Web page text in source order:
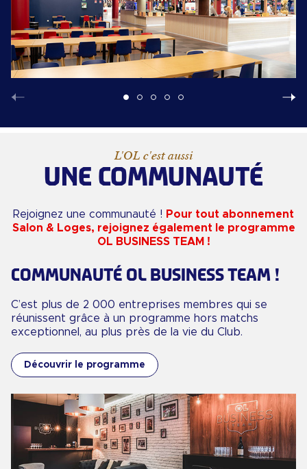
L'OL c'est aussi
UNE COMMUNAUTÉ
Rejoignez une communauté ! Pour tout abonnement
Salon & Loges, rejoignez également le programme
OL BUSINESS TEAM !
COMMUNAUTÉ OL BUSINESS TEAM !
C’est plus de 2 000 entreprises membres qui se
réunissent grâce à un programme hors matchs
exceptionnel, au plus près de la vie du Club.
Découvrir le programme